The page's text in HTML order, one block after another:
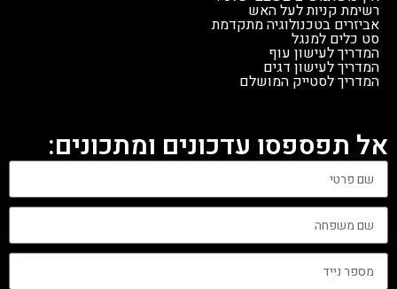
רשימת קניות לעל האש
אביזרים בטכנולוגיה מתקדמת
סט כלים למנגל
המדריך לעישון עוף
המדריך לעישון דגים
המדריך לסטייק המושלם
אל תפספסו עדכונים ומתכונים: